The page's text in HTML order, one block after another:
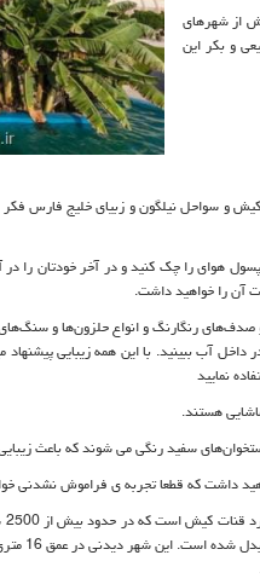
از شهرهای
و بکر این
و سواحل نیلگون و زبیای خلیج فارس
هوای را چک کنید و در آخر خودتان را
آن را خواهید داشت.
رنگارنگ و انواع حلزون‌ها و سنگ‌های
آب ببینید. با این همه زیبایی پیشنهاد
نمایید
هستند.
سفید رنگی می شوند که باعث
داشت که قطعا تجربه ی فراموش نشدنی
تامین